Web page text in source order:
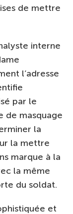
de mettre
interne
l’adresse
par le
de masquage
la
la mettre
marque à la
la même
du soldat.
et